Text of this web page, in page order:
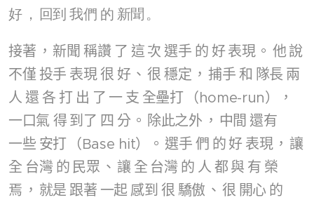
好 ， 回到 我們 的 新聞 。
接著 ， 新聞 稱讚 了 這 次 選手 的 好表現 。 他 說
不僅 投手 表現很 好 、 很 穩定 ， 捕手 和 隊長 兩
人 還 各 打 出 了 一 支 全壘打 （home-run），
一口氣 得 到了 四 分 。 除此之外 ， 中間 還有
一些 安打 （Base hit）。 選手 們 的 好 表現 ， 讓
全 台灣 的 民眾 、 讓 全 台灣 的 人 都 與 有 榮
焉 ， 就是 跟著 一起 感到 很 驕傲 、 很 開心 的